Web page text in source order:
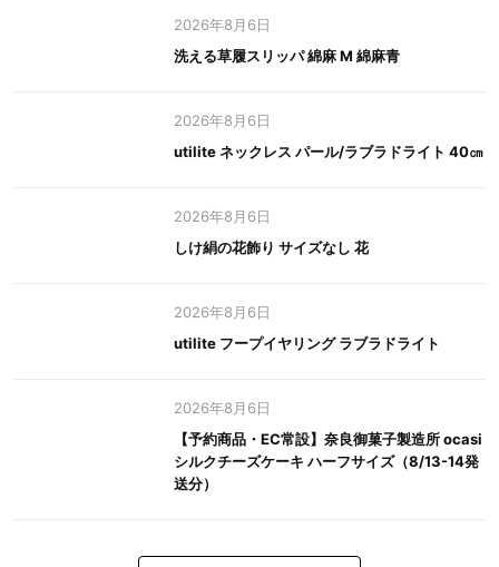
2026年8月6日
洗える草履スリッパ 綿麻 M 綿麻青
2026年8月6日
utilite ネックレス パール/ラブラドライト 40㎝
2026年8月6日
しけ絹の花飾り サイズなし 花
2026年8月6日
utilite フープイヤリング ラブラドライト
2026年8月6日
【予約商品・EC常設】奈良御菓子製造所 ocasi
シルクチーズケーキ ハーフサイズ（8/13-14発
送分）